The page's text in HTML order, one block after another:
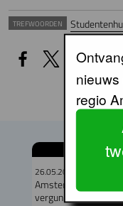
TREFWOORDEN
26.05.2026
Amsterdam, Almere,
vergunningen
regio